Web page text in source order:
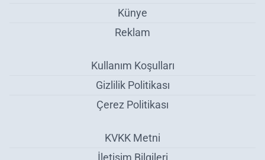
Künye
Reklam
Kullanım Koşulları
Gizlilik Politikası
Çerez Politikası
KVKK Metni
İletişim Bilgileri